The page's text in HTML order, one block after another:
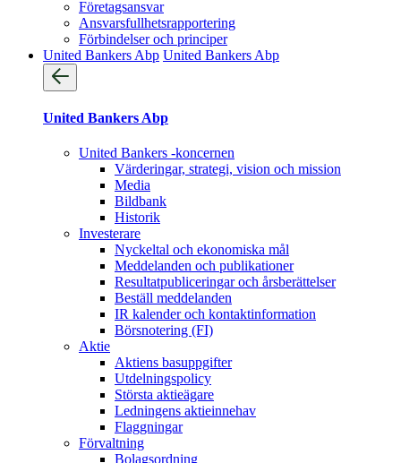
Företagsansvar
Ansvarsfullhets­rapportering
Förbindelser och principer
United Bankers Abp United Bankers Abp
United Bankers Abp
United Bankers -koncernen
Värderingar, strategi, vision och mission
Media
Bildbank
Historik
Investerare
Nyckeltal och ekonomiska mål
Meddelanden och publikationer
Resultatpubliceringar och årsberättelser
Beställ meddelanden
IR kalender och kontaktinformation
Börsnotering (FI)
Aktie
Aktiens basuppgifter
Utdelningspolicy
Största aktieägare
Ledningens aktieinnehav
Flaggningar
Förvaltning
Bolagsordning